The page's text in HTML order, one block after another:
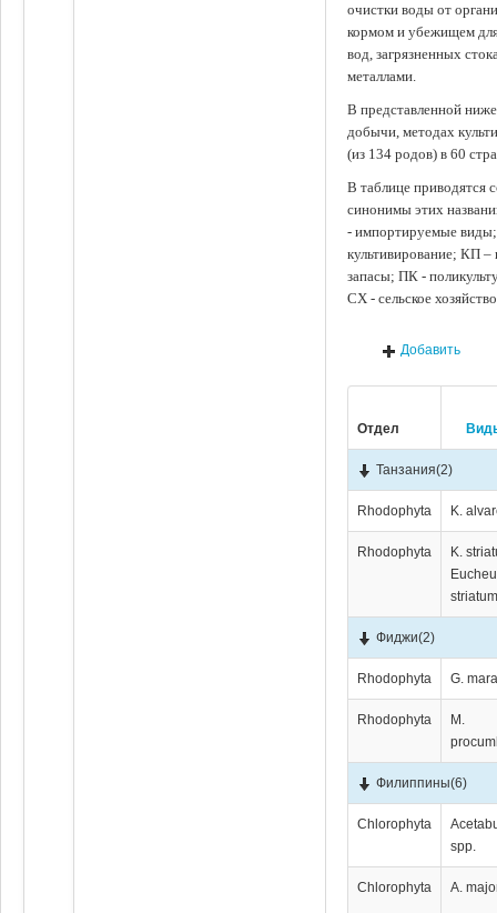
очистки воды от
кормом и убежищем
вод, загрязненных
металлами.
В представленной
добычи, методах
(из 134 родов) в 60
В таблице приводятся
синонимы этих
- импортируемые
культивирование; КП
запасы; ПК -
СХ - сельское
Добавить
Отдел
Танзания(2)
Rhodophyta K.
Rhodophyta
K.
Фиджи(2)
Rhodophyta G.
Rhodophyta
M.
Филиппины(6)
Chlorophyta
spp.
Chlorophyta A.